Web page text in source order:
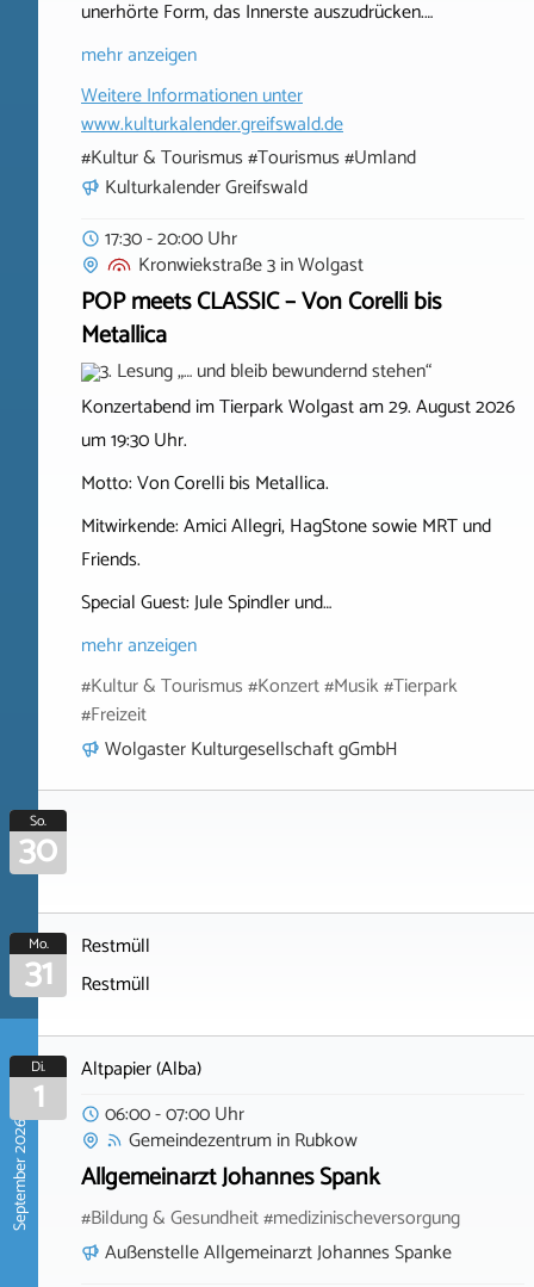
unerhörte Form, das Innerste auszudrücken.…
mehr anzeigen
Weitere Informationen unter
www.kulturkalender.greifswald.de
#Kultur & Tourismus #Tourismus #Umland
Kulturkalender Greifswald
17:30 - 20:00 Uhr
Kronwiekstraße 3inWolgast
POP meets CLASSIC – Von Corelli bis
Metallica
Konzertabend im Tierpark Wolgast am 29. August 2026
um 19:30 Uhr.
Motto: Von Corelli bis Metallica.
Mitwirkende: Amici Allegri, HagStone sowie MRT und
Friends.
Special Guest: Jule Spindler und…
mehr anzeigen
#Kultur & Tourismus #Konzert #Musik #Tierpark
#Freizeit
Wolgaster Kulturgesellschaft gGmbH
So.
30
Mo.
31
Restmüll
Restmüll
September 2026
Di.
1
Altpapier (Alba)
06:00 - 07:00 Uhr
GemeindezentruminRubkow
Allgemeinarzt Johannes Spank
#Bildung & Gesundheit #medizinischeversorgung
Außenstelle Allgemeinarzt Johannes Spanke